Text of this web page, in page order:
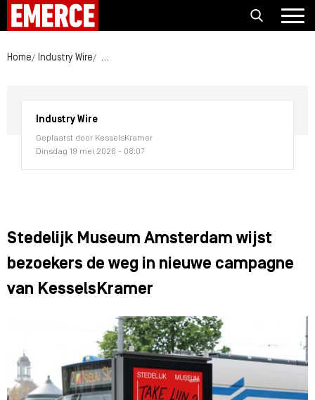
Home Industry Wire Stedelijk Museum Amsterdam wijst bezoekers
Industry Wire
Geplaatst door KesselsKramer
Dinsdag 19 mei 2026 - 08:07
Stedelijk Museum Amsterdam wijst
bezoekers de weg in nieuwe campagne
van KesselsKramer